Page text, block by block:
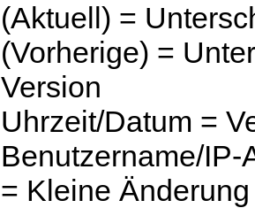
(Aktuell) =
(Vorherige) =
Version
Uhrzeit/Datum =
Benutzername/IP-
= Kleine Änderung